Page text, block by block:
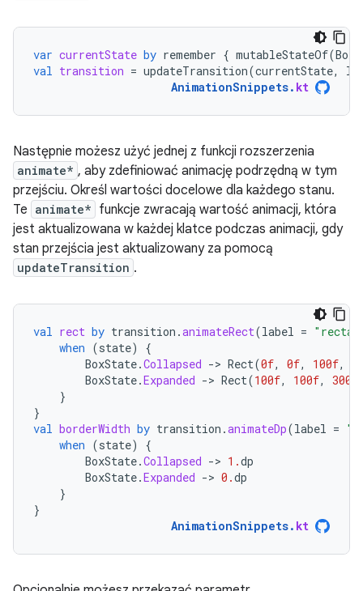
var currentState by remember { mutableStateOf(
val transition = updateTransition(currentState,
AnimationSnippets. kt
Następnie możesz użyć jednej z funkcji rozszerzenia
animate* , aby zdefiniować animację podrzędną w tym
przejściu. Określ wartości docelowe dla każdego stanu.
Te animate* funkcje zwracają wartość animacji, która
jest aktualizowana w każdej klatce podczas animacji, gdy
stan przejścia jest aktualizowany za pomocą
updateTransition .
val rect by transition .animateRect(label =
when (state)
{
BoxState.Collapsed -> Rect(0f, 0f, 100f,
BoxState.Expanded -> Rect(100f, 100f, 300f
}
}
val borderWidth by transition .animateDp(label =
when (state)
{
BoxState.Collapsed -> 1.dp
BoxState.Expanded -> 0.dp
}
}
AnimationSnippets. kt